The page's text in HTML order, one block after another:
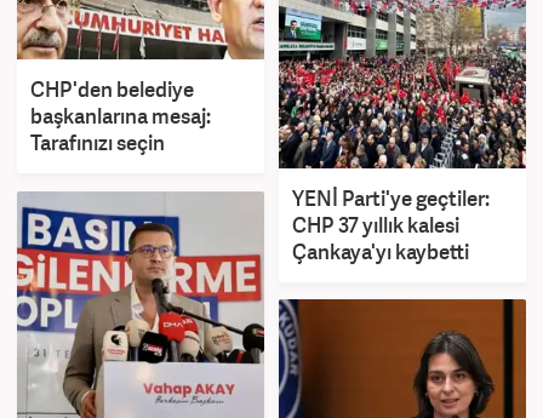
CHP'den belediye
başkanlarına mesaj:
Tarafınızı seçin
YENİ Parti'ye geçtiler:
CHP 37 yıllık kalesi
Çankaya'yı kaybetti